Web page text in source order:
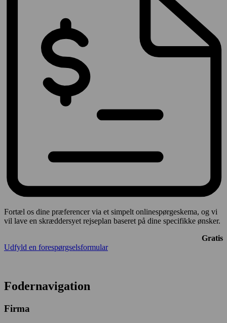
Fortæl os dine præferencer via et simpelt onlinespørgeskema, og vi
vil lave en skræddersyet rejseplan baseret på dine specifikke ønsker.
Gratis
Udfyld en forespørgselsformular
Fodernavigation
Firma